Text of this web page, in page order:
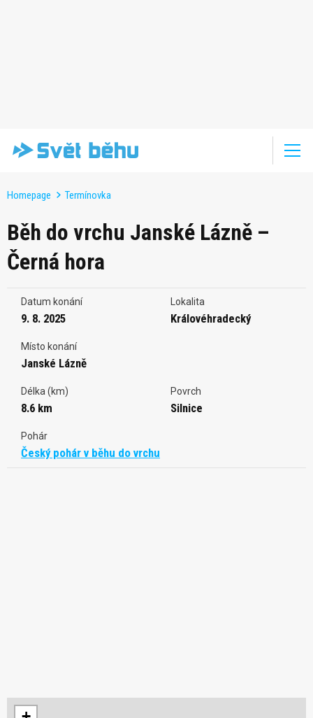
Homepage Termínovka
Běh do vrchu Janské Lázně –
Černá hora
Datum konání
9. 8. 2025
Lokalita
Královéhradecký
Místo konání
Janské Lázně
Délka (km)
8.6 km
Povrch
Silnice
Pohár
Český pohár v běhu do vrchu